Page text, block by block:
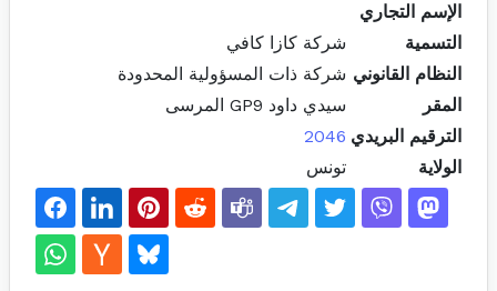
الإسم التجاري
التسمية
شركة كازا كافي
النظام القانوني شركة ذات المسؤولية المحدودة
المقر
سيدي داود GP9 المرسى
الترقيم البريدي 2046
الولاية
تونس